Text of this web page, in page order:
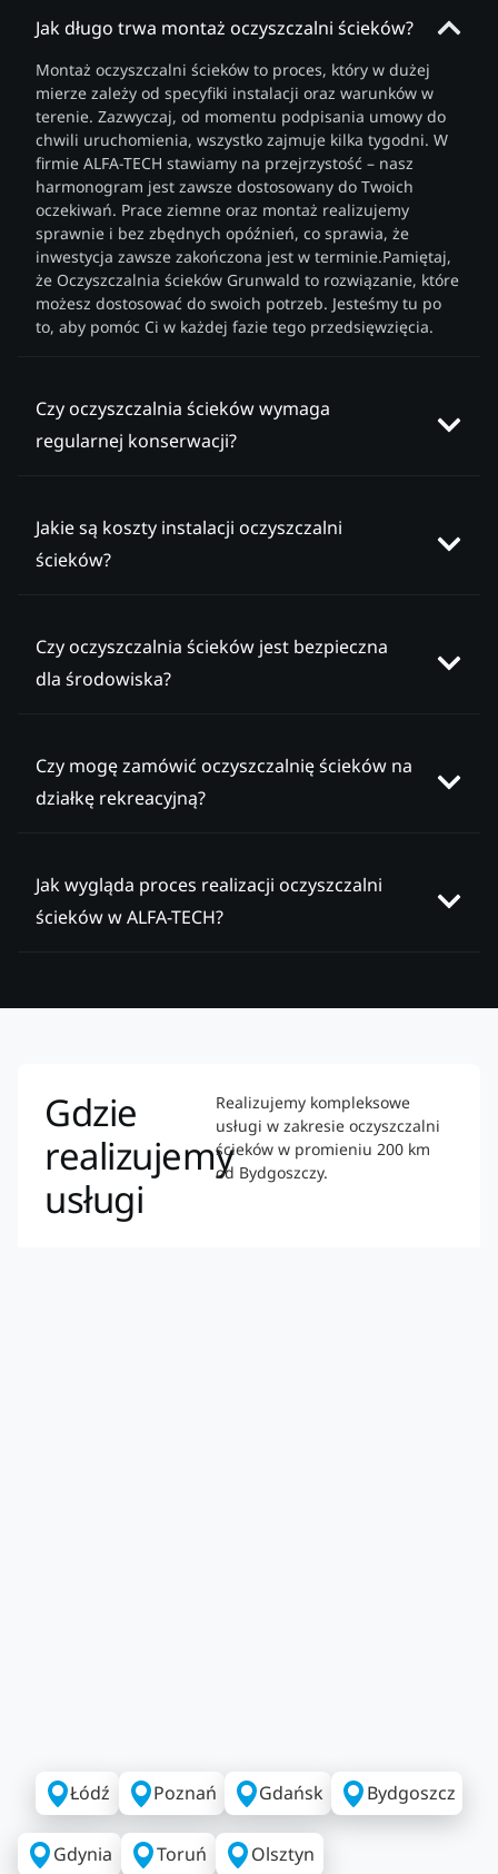
Jak długo trwa montaż oczyszczalni ścieków?
Montaż oczyszczalni ścieków to proces, który w dużej
mierze zależy od specyfiki instalacji oraz warunków w
terenie. Zazwyczaj, od momentu podpisania umowy do
chwili uruchomienia, wszystko zajmuje kilka tygodni. W
firmie ALFA-TECH stawiamy na przejrzystość – nasz
harmonogram jest zawsze dostosowany do Twoich
oczekiwań. Prace ziemne oraz montaż realizujemy
sprawnie i bez zbędnych opóźnień, co sprawia, że
inwestycja zawsze zakończona jest w terminie.Pamiętaj,
że Oczyszczalnia ścieków Grunwald to rozwiązanie, które
możesz dostosować do swoich potrzeb. Jesteśmy tu po
to, aby pomóc Ci w każdej fazie tego przedsięwzięcia.
Czy oczyszczalnia ścieków wymaga
regularnej konserwacji?
Jakie są koszty instalacji oczyszczalni
ścieków?
Czy oczyszczalnia ścieków jest bezpieczna
dla środowiska?
Czy mogę zamówić oczyszczalnię ścieków na
działkę rekreacyjną?
Jak wygląda proces realizacji oczyszczalni
ścieków w ALFA-TECH?
Gdzie
realizujemy
usługi
Realizujemy kompleksowe
usługi w zakresie oczyszczalni
ścieków w promieniu 200 km
od Bydgoszczy.
Łódź Poznań Gdańsk Bydgoszcz
Gdynia Toruń Olsztyn